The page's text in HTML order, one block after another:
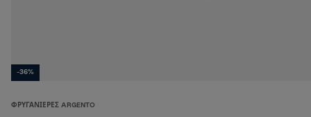
-36%
ΦΡΥΓΑΝΙΈΡΕΣ ARGENTO